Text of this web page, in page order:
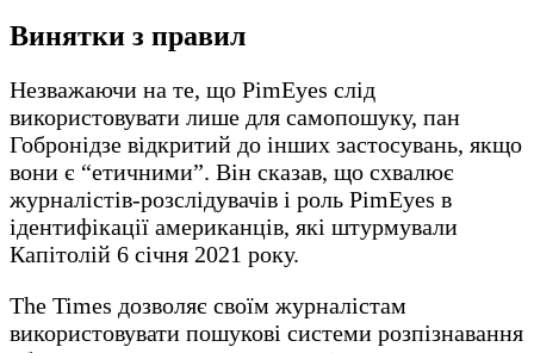
Винятки з правил
Незважаючи на те, що PimEyes слід
використовувати лише для самопошуку, пан
Гобронідзе відкритий до інших застосувань, якщо
вони є “етичними”. Він сказав, що схвалює
журналістів-розслідувачів і роль PimEyes в
ідентифікації американців, які штурмували
Капітолій 6 січня 2021 року.
The Times дозволяє своїм журналістам
використовувати пошукові системи розпізнавання